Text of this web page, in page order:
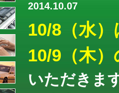
2014.10.07
10/8（水
10/9（木
いただきま